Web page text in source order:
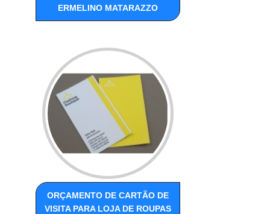
ERMELINO MATARAZZO
ORÇAMENTO DE CARTÃO DE
VISITA PARA LOJA DE ROUPAS